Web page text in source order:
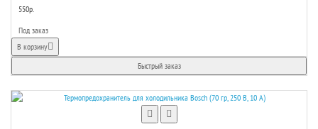
550р.
Под заказ
В корзину
Быстрый заказ